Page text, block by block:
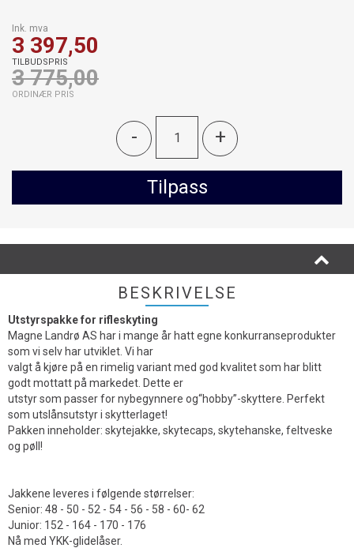
Ink. mva
3 397,50
TILBUDSPRIS
3 775,00
ORDINÆR PRIS
- +
Tilpass
BESKRIVELSE
Utstyrspakke for rifleskyting
Magne Landrø AS har i mange år hatt egne konkurranseprodukter
som vi selv har utviklet. Vi har
valgt å kjøre på en rimelig variant med god kvalitet som har blitt
godt mottatt på markedet. Dette er
utstyr som passer for nybegynnere og“hobby”-skyttere. Perfekt
som utslånsutstyr i skytterlaget!
Pakken inneholder: skytejakke, skytecaps, skytehanske, feltveske
og pøll!
Jakkene leveres i følgende størrelser:
Senior: 48 - 50 - 52 - 54 - 56 - 58 - 60- 62
Junior: 152 - 164 - 170 - 176
Nå med YKK-glidelåser.